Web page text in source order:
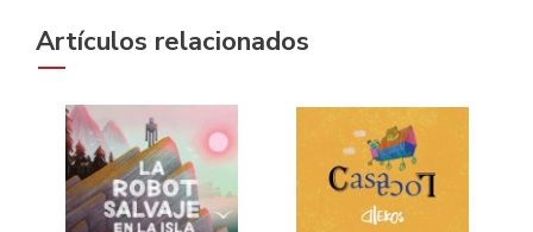
Artículos relacionados